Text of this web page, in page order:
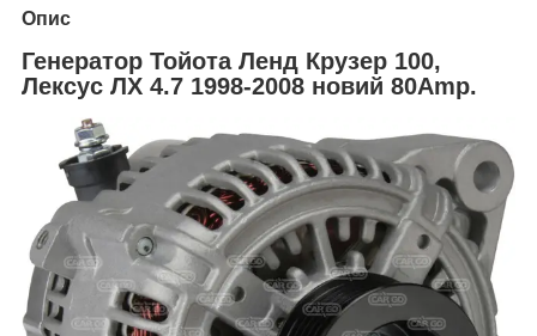
Опис
Генератор Тойота Ленд Крузер 100,
Лексус ЛХ 4.7 1998-2008 новий 80Amp.